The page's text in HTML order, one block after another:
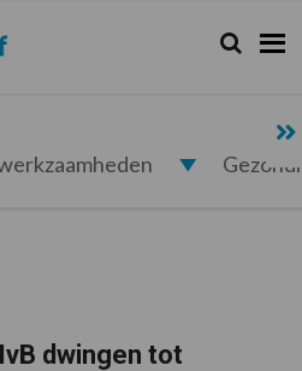
Zoeken...
Zoek
dwingen tot